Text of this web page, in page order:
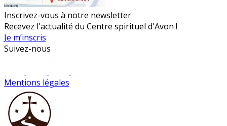
Inscrivez-vous à notre newsletter
Recevez l'actualité du Centre spirituel d'Avon !
Je m’inscris
Suivez-nous
Mentions légales